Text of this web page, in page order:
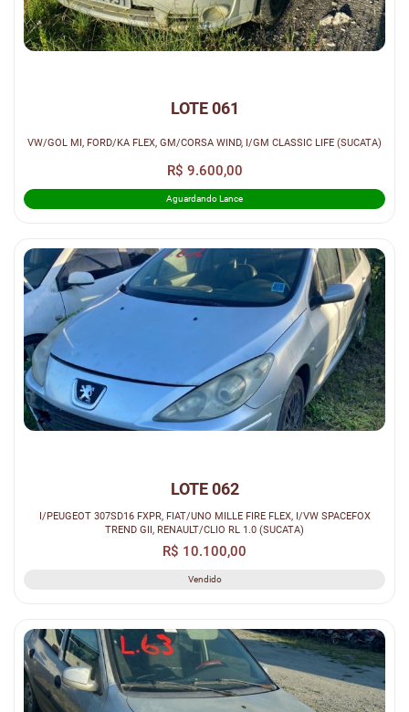
LOTE 061
VW/GOL MI, FORD/KA FLEX, GM/CORSA WIND, I/GM CLASSIC LIFE (SUCATA)
R$ 9.600,00
Aguardando Lance
LOTE 062
I/PEUGEOT 307SD16 FXPR, FIAT/UNO MILLE FIRE FLEX, I/VW SPACEFOX
TREND GII, RENAULT/CLIO RL 1.0 (SUCATA)
R$ 10.100,00
Vendido